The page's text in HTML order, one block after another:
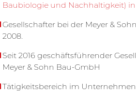
Baubiologie und Nachhaltigkeit)
Gesellschafter bei der Meyer &
2008.
Seit 2016 geschäftsführender
Meyer & Sohn Bau-GmbH
Tätigkeitsbereich im